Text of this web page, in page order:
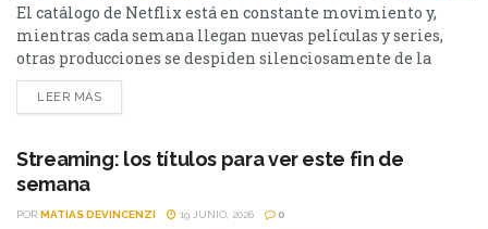
El catálogo de Netflix está en constante movimiento y,
mientras cada semana llegan nuevas películas y series,
otras producciones se despiden silenciosamente de la
plataforma. Esta vez, tres títulos muy diferentes entre sí
abandonarán el servicio en los próximos días: El bosque,
pendientes o pensabas volver a verlas,...
LEER MÁS
Streaming: los títulos para ver este fin de
semana
POR MATIAS DEVINCENZI 19 JUNIO, 2026 0